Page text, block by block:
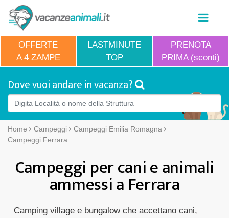
OFFERTE
A 4 ZAMPE
LASTMINUTE
TOP
PRENOTA
PRIMA (sconti)
Dove vuoi andare in vacanza?
Home Campeggi
Campeggi Emilia Romagna
Campeggi Ferrara
Campeggi per cani e animali
ammessi a Ferrara
Camping village e bungalow che accettano cani,